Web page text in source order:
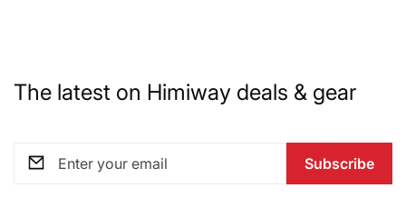
The latest on Himiway deals & gear
Subscribe